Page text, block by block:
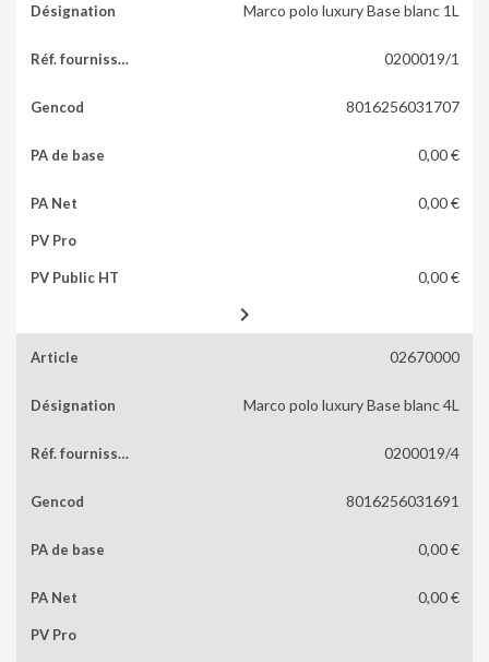
Marco polo luxury Base blanc 1L
0200019/1
8016256031707
0,00 €
0,00 €
0,00 €

02670000
Marco polo luxury Base blanc 4L
0200019/4
8016256031691
0,00 €
0,00 €